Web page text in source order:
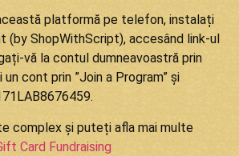
platformă pe telefon, instalați
(by ShopWithScript), accesând link-ul
vă la contul dumneavoastră prin
un cont prin ”Join a Program” și
complex și puteți afla mai multe
Card Fundraising